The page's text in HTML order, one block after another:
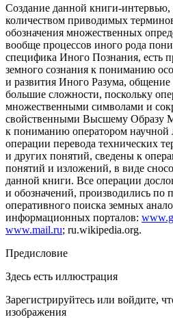
Создание данной книги-
количеством приводимых
обозначения множественных
вообще процессов иного рода
специфика Иного Познания, есть
земного сознания к пониманию
и развития Иного Разума, общение
большие сложности, поскольку
множественными символами и
свойственными Высшему Образу
к пониманию оператором научной
операции перевода технических
и других понятий, сведены к
понятий и изложений, в виде
данной книги. Все операции
и обозначений, производились по
оперативного поиска земных
информационных порталов:
www.mail.ru; ru.wikipedia.org.
Предисловие
Здесь есть иллюстрация
Зарегистрируйтесь или войдите,
изображения